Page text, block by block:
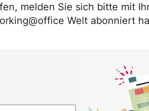
melden Sie sich bitte mit
Welt abonniert